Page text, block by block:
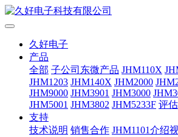
久好电子
产品
全部 子公司东微产品 JHM110X
JHM1203 JHM140X JHM2000
JHM9000 JHM3901 JHM3000
JHM5001 JHM3802 JHM5233F 评
支持
技术说明 销售合作 JHM1101介绍